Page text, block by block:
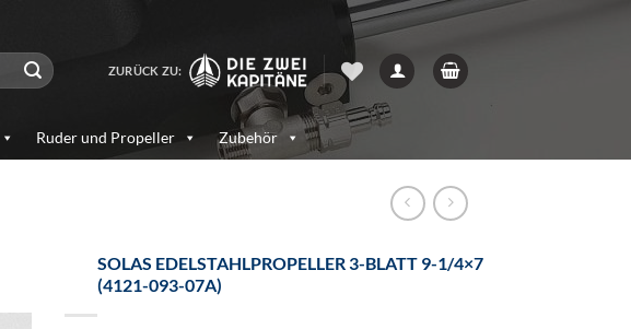
ZURÜCK ZU:
Ruder und Propeller Zubehör
SOLAS EDELSTAHLPROPELLER 3-BLATT 9-1/4×7
(4121-093-07A)